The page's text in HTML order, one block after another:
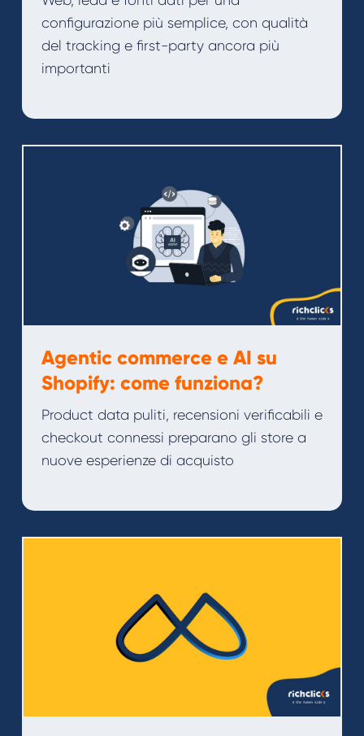
configurazione più semplice, con qualità
del tracking e first-party ancora più
importanti
Agentic commerce e AI su
Shopify: come funziona?
Product data puliti, recensioni verificabili e
checkout connessi preparano gli store a
nuove esperienze di acquisto